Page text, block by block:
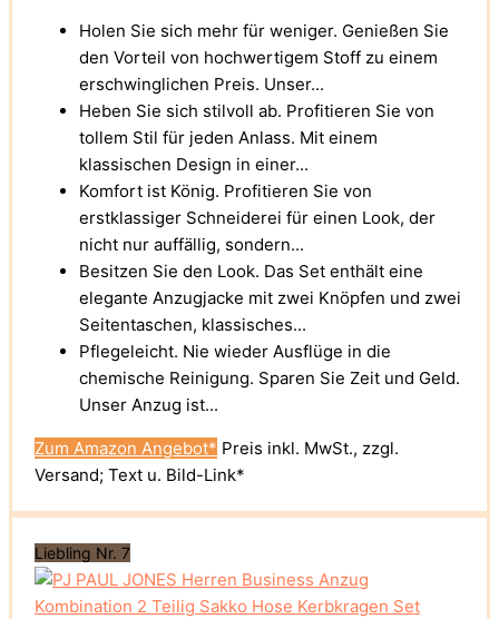
Holen Sie sich mehr für weniger. Genießen Sie
den Vorteil von hochwertigem Stoff zu einem
erschwinglichen Preis. Unser...
Heben Sie sich stilvoll ab. Profitieren Sie von
tollem Stil für jeden Anlass. Mit einem
klassischen Design in einer...
Komfort ist König. Profitieren Sie von
erstklassiger Schneiderei für einen Look, der
nicht nur auffällig, sondern...
Besitzen Sie den Look. Das Set enthält eine
elegante Anzugjacke mit zwei Knöpfen und zwei
Seitentaschen, klassisches...
Pflegeleicht. Nie wieder Ausflüge in die
chemische Reinigung. Sparen Sie Zeit und Geld.
Unser Anzug ist...
Zum Amazon Angebot* Preis inkl. MwSt., zzgl.
Versand; Text u. Bild-Link*
Liebling Nr. 7